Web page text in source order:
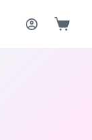
Carrinho